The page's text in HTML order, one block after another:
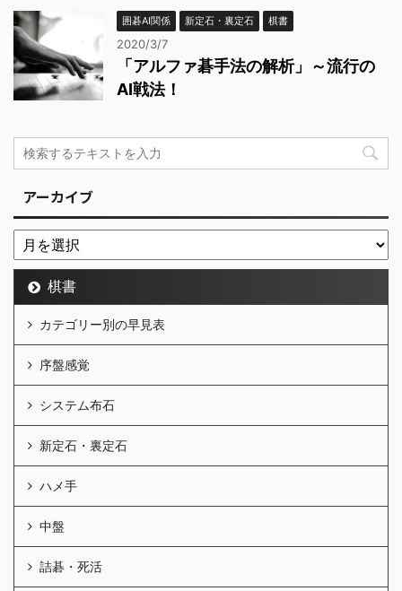
囲碁AI関係 新定石・裏定石 棋書
2020/3/7
「アルファ碁手法の解析」～流行の
AI戦法！
アーカイブ
棋書
カテゴリー別の早見表
序盤感覚
システム布石
新定石・裏定石
ハメ手
中盤
詰碁・死活